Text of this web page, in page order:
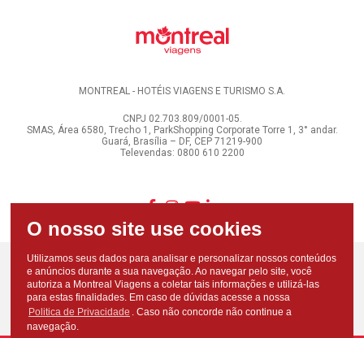
MONTREAL - HOTÉIS VIAGENS E TURISMO S.A.
CNPJ 02.703.809/0001-05.
SMAS, Área 6580, Trecho 1, ParkShopping Corporate Torre 1, 3° andar.
Guará, Brasília – DF, CEP 71219-900
Televendas: 0800 610 2200
Utilizamos seus dados para analisar e personalizar nossos conteúdos
e anúncios durante a sua navegação. Ao navegar pelo site, você
autoriza a Montreal Viagens a coletar tais informações e utilizá-las
para estas finalidades. Em caso de dúvidas acesse a nossa
Politica de Privacidade . Caso não concorde não continue a
navegação.